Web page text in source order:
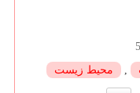
, محیط زیست